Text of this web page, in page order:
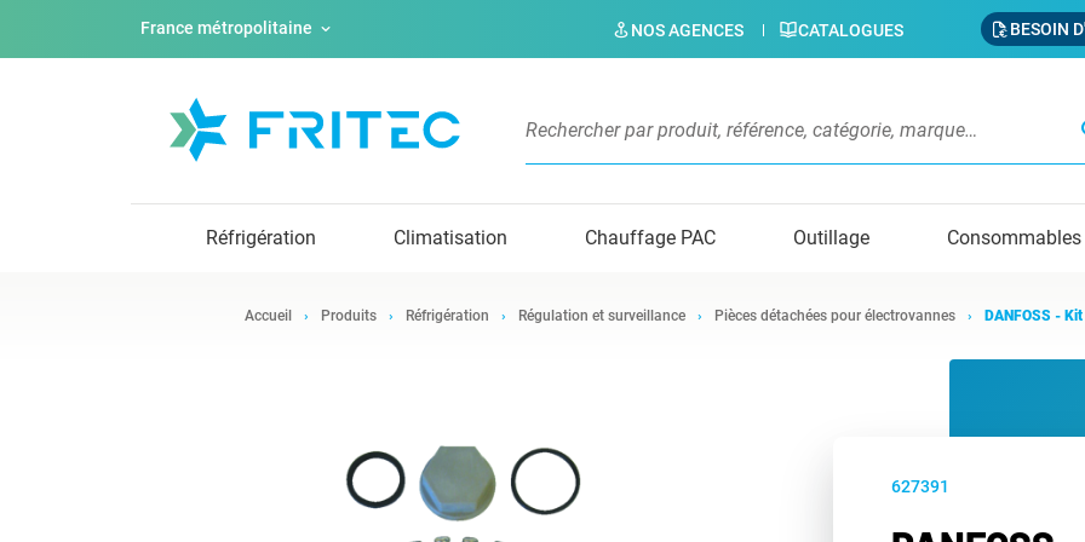
France métropolitaine NOS AGENCES CATALOGUES BESOIN
Réfrigération Climatisation Chauffage PAC Outillage Consommables
Accueil Produits Réfrigération Régulation et surveillance Pièces détachées pour électrovannes DANFOSS -
627391